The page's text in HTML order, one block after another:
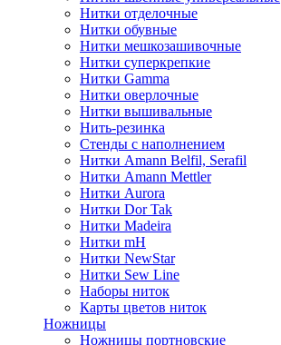
Нитки отделочные
Нитки обувные
Нитки мешкозашивочные
Нитки суперкрепкие
Нитки Gamma
Нитки оверлочные
Нитки вышивальные
Нить-резинка
Стенды с наполнением
Нитки Amann Belfil, Serafil
Нитки Amann Mettler
Нитки Aurora
Нитки Dor Tak
Нитки Madeira
Нитки mH
Нитки NewStar
Нитки Sew Line
Наборы ниток
Карты цветов ниток
Ножницы
Ножницы портновские